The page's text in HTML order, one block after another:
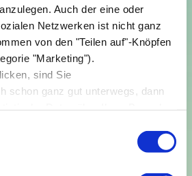
Auch der eine oder
Netzwerken ist nicht ganz
von den "Teilen auf"-Knöpfen
"Marketing").
sind Sie
schon ganz gut unterwegs, dann